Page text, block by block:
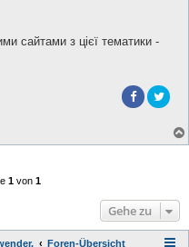
сайтами з цієї тематики -
1 von 1
Gehe zu
Foren-Übersicht